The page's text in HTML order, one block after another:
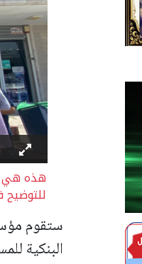
هذه هي
ستقوم
البنكية